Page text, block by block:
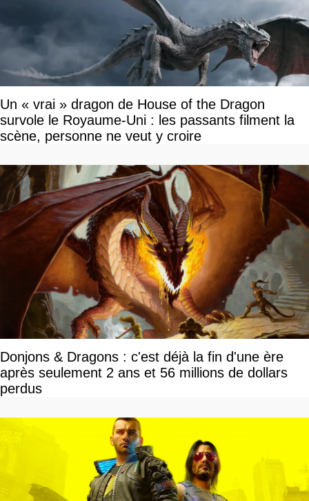
Un « vrai » dragon de House of the Dragon
survole le Royaume-Uni : les passants filment la
scène, personne ne veut y croire
Donjons & Dragons : c'est déjà la fin d'une ère
après seulement 2 ans et 56 millions de dollars
perdus